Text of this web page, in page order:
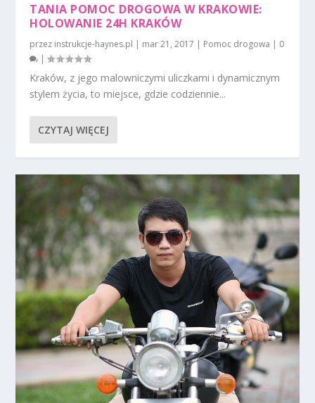
TANIA POMOC DROGOWA W KRAKOWIE:
HOLOWANIE 24H KRAKÓW
przez instrukcje-haynes.pl | mar 21, 2017 | Pomoc drogowa | 0
|
Kraków, z jego malowniczymi uliczkami i dynamicznym
stylem życia, to miejsce, gdzie codziennie...
CZYTAJ WIĘCEJ